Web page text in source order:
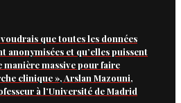
que toutes les données
anonymisées et qu’elles puissent
manière massive pour faire
clinique », Arslan Mazouni,
à l’Université de Madrid